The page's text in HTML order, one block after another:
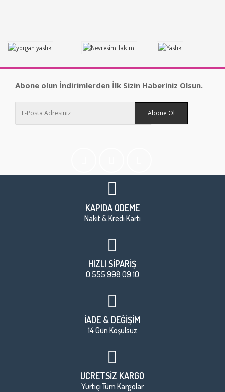
Abone olun İndirimlerden İlk Sizin Haberiniz Olsun.
Abone Ol
KAPIDA ÖDEME
Nakit & Kredi Kartı
HIZLI SİPARİŞ
0 555 998 09 10
İADE & DEĞİŞİM
14 Gün Koşulsuz
ÜCRETSİZ KARGO
Yurtiçi Tüm Kargolar